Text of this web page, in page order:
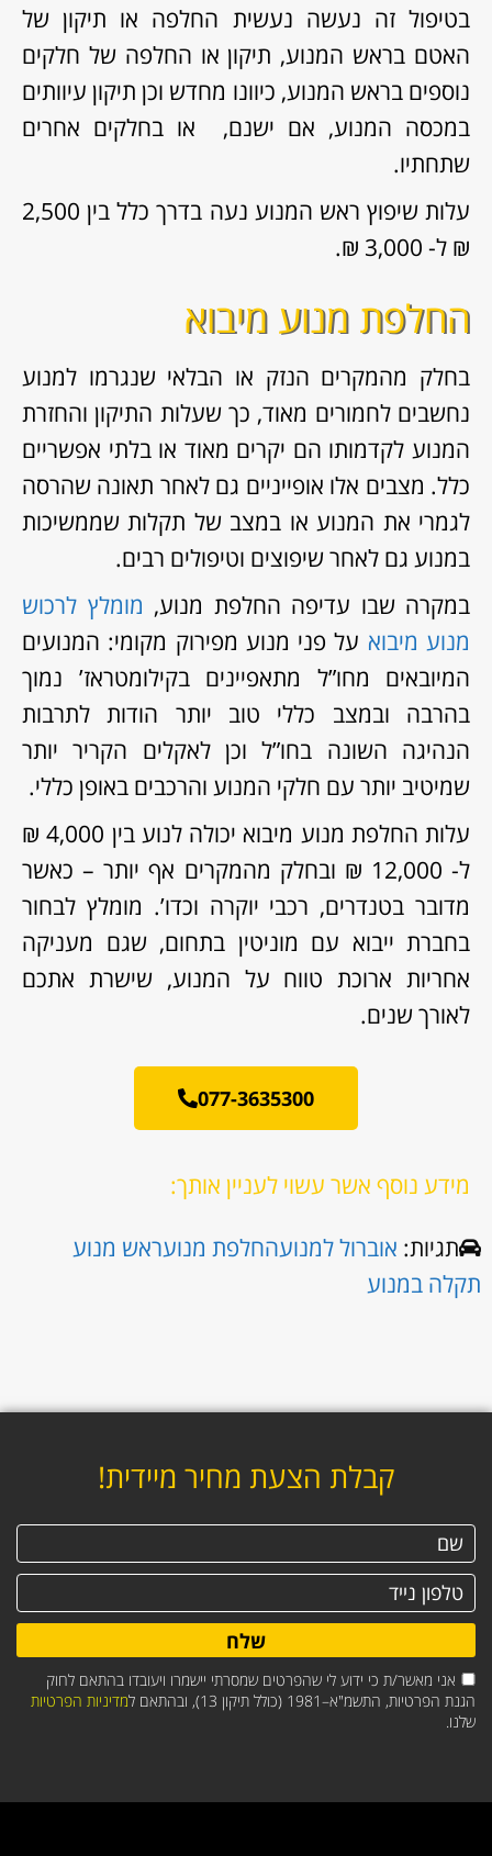
בטיפול זה נעשה נעשית החלפה או תיקון של
האטם בראש המנוע, תיקון או החלפה של חלקים
נוספים בראש המנוע, כיוונו מחדש וכן תיקון עיוותים
במכסה המנוע, אם ישנם, או בחלקים אחרים
שתחתיו.
עלות שיפוץ ראש המנוע נעה בדרך כלל בין 2,500
₪ ל- 3,000 ₪.
החלפת מנוע מיבוא
בחלק מהמקרים הנזק או הבלאי שנגרמו למנוע
נחשבים לחמורים מאוד, כך שעלות התיקון והחזרת
המנוע לקדמותו הם יקרים מאוד או בלתי אפשריים
כלל. מצבים אלו אופייניים גם לאחר תאונה שהרסה
לגמרי את המנוע או במצב של תקלות שממשיכות
במנוע גם לאחר שיפוצים וטיפולים רבים.
במקרה שבו עדיפה החלפת מנוע, מומלץ לרכוש
מנוע מיבוא על פני מנוע מפירוק מקומי: המנועים
המיובאים מחו”ל מתאפיינים בקילומטראז’ נמוך
בהרבה ובמצב כללי טוב יותר הודות לתרבות
הנהיגה השונה בחו”ל וכן לאקלים הקריר יותר
שמיטיב יותר עם חלקי המנוע והרכבים באופן כללי.
עלות החלפת מנוע מיבוא יכולה לנוע בין 4,000 ₪
ל- 12,000 ₪ ובחלק מהמקרים אף יותר – כאשר
מדובר בטנדרים, רכבי יוקרה וכדו’. מומלץ לבחור
בחברת ייבוא עם מוניטין בתחום, שגם מעניקה
אחריות ארוכת טווח על המנוע, שישרת אתכם
לאורך שנים.
077-3635300
מידע נוסף אשר עשוי לעניין אותך:
תגיות: אוברול למנועהחלפת מנועראש מנוע
תקלה במנוע
קבלת הצעת מחיר מיידית!
אני מאשר/ת כי ידוע לי שהפרטים שמסרתי יישמרו ויעובדו בהתאם לחוק
הגנת הפרטיות, התשמ"א–1981 (כולל תיקון 13), ובהתאם ל
מדיניות הפרטיות
שלנו.
שלח